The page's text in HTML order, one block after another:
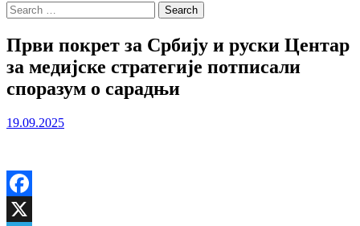
Search
for:
Први покрет за Србију и руски Центар
за медијске стратегије потписали
споразум о сарадњи
19.09.2025
Facebook